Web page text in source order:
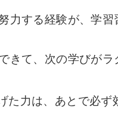
力する経験が、学習
きて、次の学びがラ
た力は、あとで必ず